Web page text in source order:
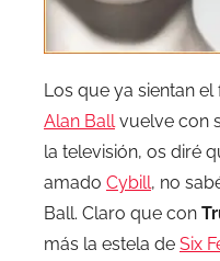
Los que ya sientan
Alan Ballvuelve con
la televisión, os diré
amado Cybill, no
Ball. Claro que con
más la estela de Six